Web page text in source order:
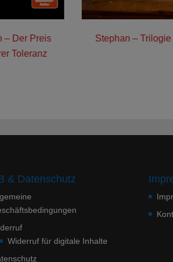
– Der Preis
Toleranz
Stephan – Trilogie
& Datenschutz
Widerruf für digitale Inhalte